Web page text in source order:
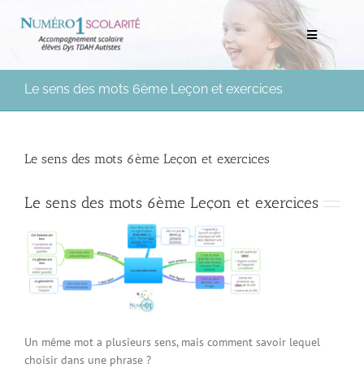
contenu
Toggle
Navigation
Rechercher:
Soutien aux Parents
Ressources pédagogiques
Médias
Le sens des mots 6ème Leçon et exercices
Le sens des mots 6ème Leçon et exercices
Le sens des mots 6ème Leçon et exercices
Un même mot a plusieurs sens, mais comment savoir lequel
choisir dans une phrase ?